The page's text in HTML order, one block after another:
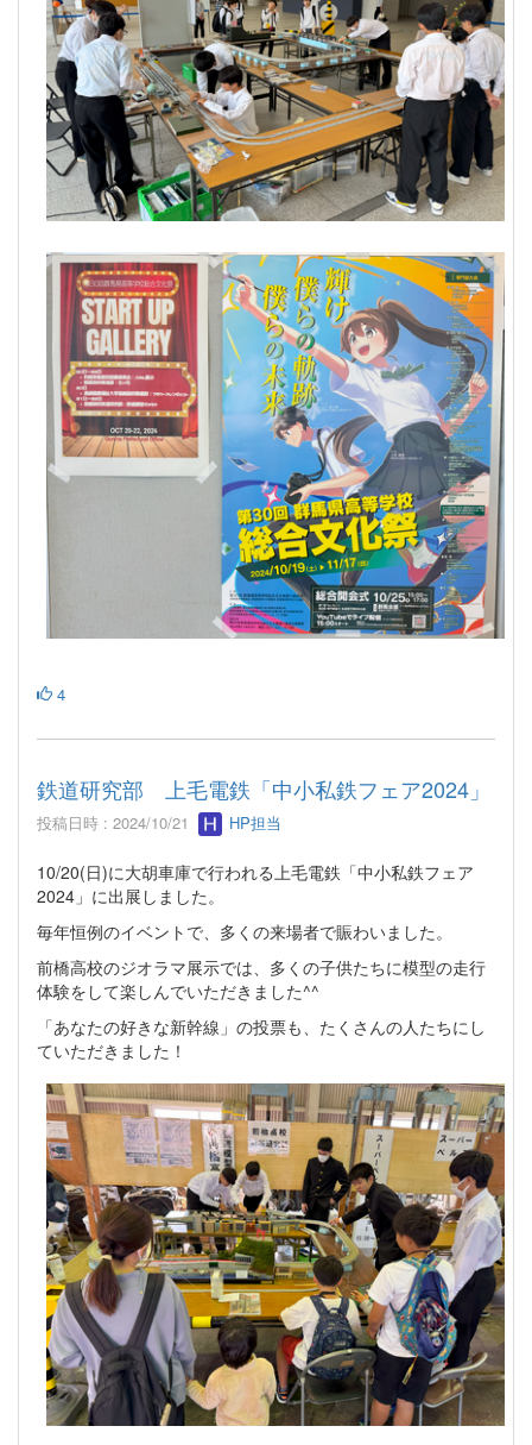
4
鉄道研究部 上毛電鉄「中小私鉄フェア2024」
投稿日時 : 2024/10/21 HP担当
10/20(日)に大胡車庫で行われる上毛電鉄「中小私鉄フェア
2024」に出展しました。
毎年恒例のイベントで、多くの来場者で賑わいました。
前橋高校のジオラマ展示では、多くの子供たちに模型の走行
体験をして楽しんでいただきました^^
「あなたの好きな新幹線」の投票も、たくさんの人たちにし
ていただきました！